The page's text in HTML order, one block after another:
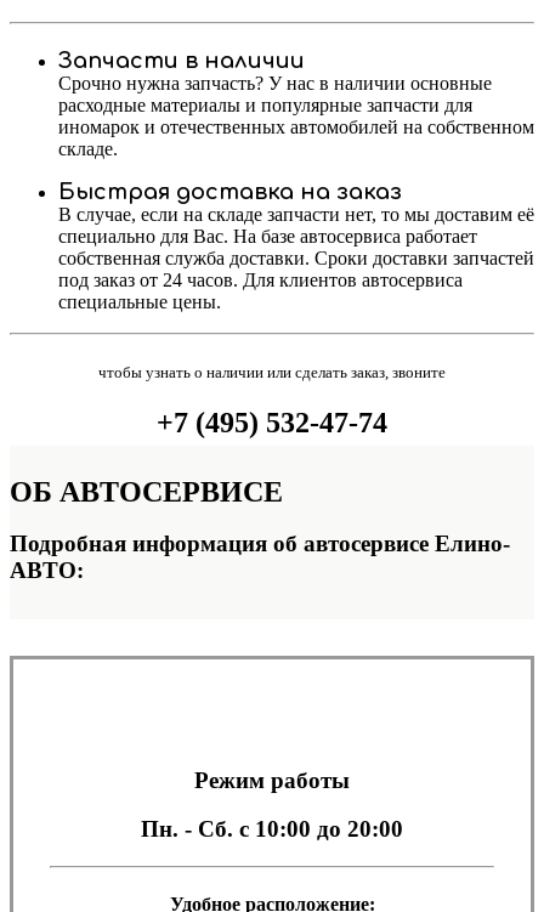
Запчасти в наличии
Срочно нужна запчасть? У нас в наличии основные
расходные материалы и популярные запчасти для
иномарок и отечественных автомобилей на собственном
складе.
Быстрая доставка на заказ
В случае, если на складе запчасти нет, то мы доставим её
специально для Вас. На базе автосервиса работает
собственная служба доставки. Сроки доставки запчастей
под заказ от 24 часов. Для клиентов автосервиса
специальные цены.
чтобы узнать о наличии или сделать заказ, звоните
+7 (495) 532-47-74
ОБ АВТОСЕРВИСЕ
Подробная информация об автосервисе Елино-
АВТО:
Режим работы
Пн. - Сб. с 10:00 до 20:00
Удобное расположение: